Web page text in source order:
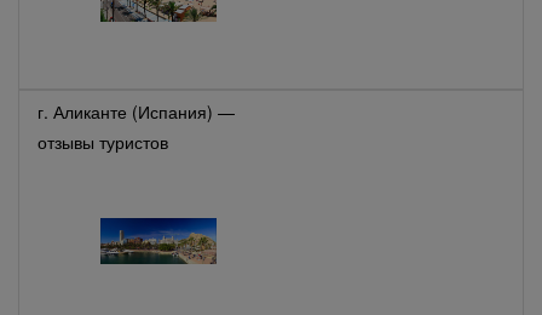
г. Аликанте (Испания) —
отзывы туристов